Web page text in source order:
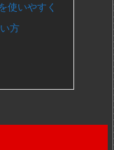
使いやすく
方